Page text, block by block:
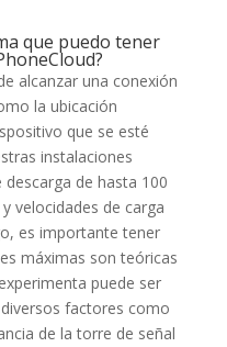
que puedo tener
alcanzar una conexión
la ubicación
que se esté
instalaciones
de hasta 100
velocidades de carga
es importante tener
máximas son teóricas
puede ser
factores como
de la torre de señal